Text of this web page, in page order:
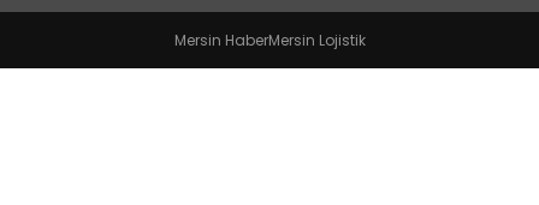
Mersin HaberMersin Lojistik